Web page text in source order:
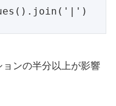
ンの半分以上が影響